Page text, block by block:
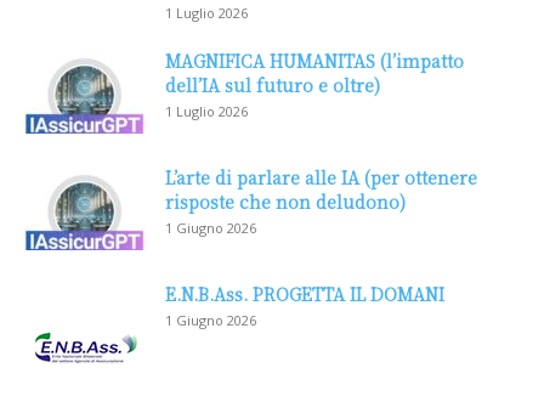
1 Luglio 2026
MAGNIFICA HUMANITAS (l’impatto
dell’IA sul futuro e oltre)
1 Luglio 2026
L’arte di parlare alle IA (per ottenere
risposte che non deludono)
1 Giugno 2026
E.N.B.Ass. PROGETTA IL DOMANI
1 Giugno 2026